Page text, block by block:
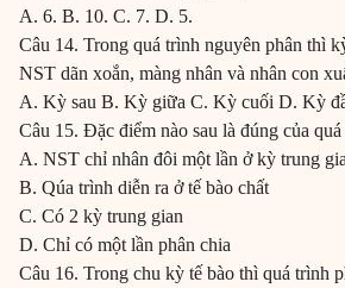
A. 6. B. 10. C. 7. D. 5.
Câu 14. Trong quá trình nguyên phân thì
NST dãn xoắn, màng nhân và nhân con
A. Kỳ sau B. Kỳ giữa C. Kỳ cuối D. Kỳ
Câu 15. Đặc điểm nào sau là đúng của
A. NST chỉ nhân đôi một lần ở kỳ trung
B. Qúa trình diễn ra ở tế bào chất
C. Có 2 kỳ trung gian
D. Chỉ có một lần phân chia
Câu 16. Trong chu kỳ tế bào thì quá trình